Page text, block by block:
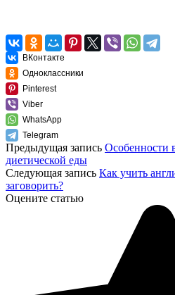
ВКонтакте
Одноклассники
Pinterest
Viber
WhatsApp
Telegram
Предыдущая запись Особенности
диетической еды
Следующая запись Как учить
заговорить?
Оцените статью